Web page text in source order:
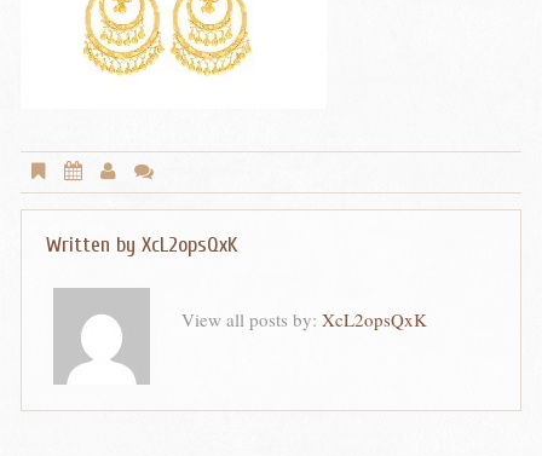
Written by XcL2opsQxK
View all posts by: XcL2opsQxK